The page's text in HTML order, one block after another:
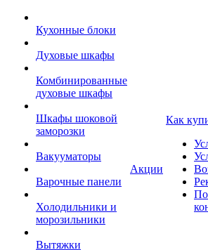
Кухонные блоки
Духовые шкафы
Комбинированные
духовые шкафы
Шкафы шоковой
заморозки
Вакууматоры
Варочные панели
Холодильники и
морозильники
Вытяжки
Акции
Как